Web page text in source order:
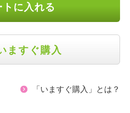
トに入れる
ますぐ購入
「いますぐ購入」とは？